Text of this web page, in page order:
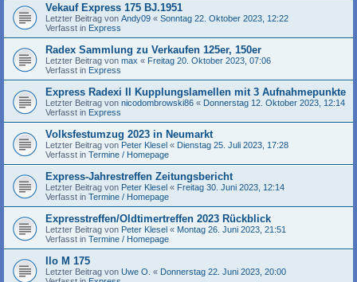
Vekauf Express 175 BJ.1951
Letzter Beitrag von Andy09 « Sonntag 22. Oktober 2023, 12:22
Verfasst in Express
Radex Sammlung zu Verkaufen 125er, 150er
Letzter Beitrag von max « Freitag 20. Oktober 2023, 07:06
Verfasst in Express
Express Radexi II Kupplungslamellen mit 3 Aufnahmepunkte
Letzter Beitrag von nicodombrowski86 « Donnerstag 12. Oktober 2023, 12:14
Verfasst in Express
Volksfestumzug 2023 in Neumarkt
Letzter Beitrag von Peter Klesel « Dienstag 25. Juli 2023, 17:28
Verfasst in Termine / Homepage
Express-Jahrestreffen Zeitungsbericht
Letzter Beitrag von Peter Klesel « Freitag 30. Juni 2023, 12:14
Verfasst in Termine / Homepage
Expresstreffen/Oldtimertreffen 2023 Rückblick
Letzter Beitrag von Peter Klesel « Montag 26. Juni 2023, 21:51
Verfasst in Termine / Homepage
Ilo M 175
Letzter Beitrag von Uwe O. « Donnerstag 22. Juni 2023, 20:00